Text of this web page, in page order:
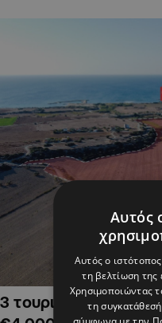
3 τουριστικά
Αυτός
Αυτός ο
τη βελτίωση
Χρησιμοποιώντας
τη